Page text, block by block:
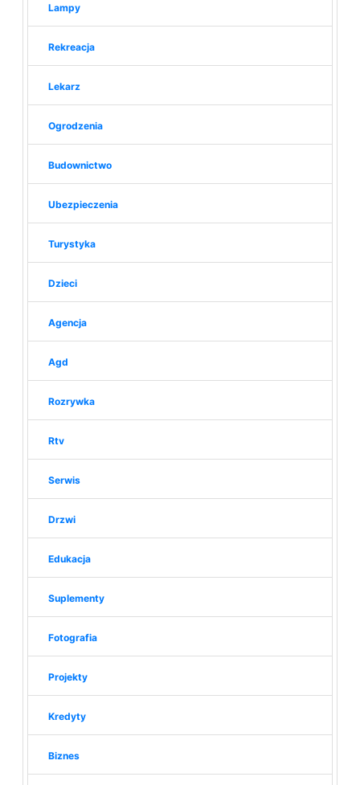
Lampy
Rekreacja
Lekarz
Ogrodzenia
Budownictwo
Ubezpieczenia
Turystyka
Dzieci
Agencja
Agd
Rozrywka
Rtv
Serwis
Drzwi
Edukacja
Suplementy
Fotografia
Projekty
Kredyty
Biznes